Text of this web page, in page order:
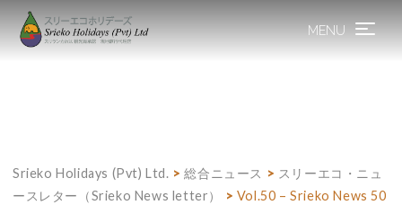
MENU Toggle
Srieko Holidays (Pvt) Ltd. >総合ニュース > スリーエコ・ニュ
ースレター（Srieko News letter）
> Vol.50 – Srieko News 50